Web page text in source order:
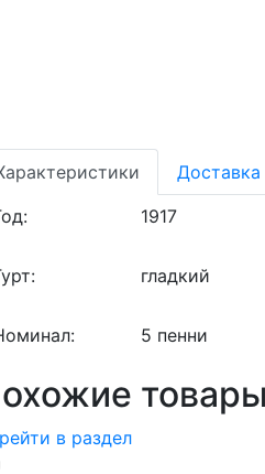
1917
гладкий
5 пенни
товары
в раздел